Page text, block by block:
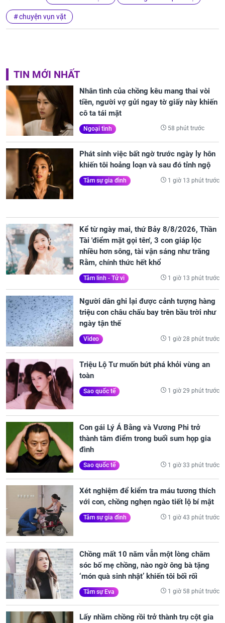
chuyện vụn vặt
TIN MỚI NHẤT
Nhân tình của chồng kêu mang thai vòi
tiền, người vợ gửi ngay tờ giấy này khiến
cô ta tái mặt
Ngoại tình 58 phút trước
Phát sinh việc bất ngờ trước ngày ly hôn
khiến tôi hoảng loạn và sau đó tỉnh ngộ
Tâm sự gia đình 1 giờ 13 phút trước
Kể từ ngày mai, thứ Bảy 8/8/2026, Thần
Tài 'điểm mặt gọi tên', 3 con giáp lộc
nhiều hơn sông, tài vận sáng như trăng
Rằm, chính thức hết khổ
Tâm linh - Tử vi 1 giờ 13 phút trước
Người dân ghi lại được cảnh tượng hàng
triệu con châu chấu bay trên bầu trời như
ngày tận thế
Video 1 giờ 28 phút trước
Triệu Lộ Tư muốn bứt phá khỏi vùng an
toàn
Sao quốc tế 1 giờ 29 phút trước
Con gái Lý Á Bằng và Vương Phi trở
thành tâm điểm trong buổi sum họp gia
đình
Sao quốc tế 1 giờ 33 phút trước
Xét nghiệm để kiểm tra máu tương thích
với con, chồng nghẹn ngào tiết lộ bí mật
Tâm sự gia đình 1 giờ 43 phút trước
Chồng mất 10 năm vẫn một lòng chăm
sóc bố mẹ chồng, nào ngờ ông bà tặng
‘món quà sinh nhật’ khiến tôi bối rối
Tâm sự Eva 1 giờ 58 phút trước
Lấy nhầm chồng rồi trở thành trụ cột gia